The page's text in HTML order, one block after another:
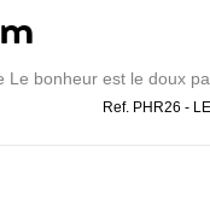
Le bonheur est le doux
Ref. PHR26 -